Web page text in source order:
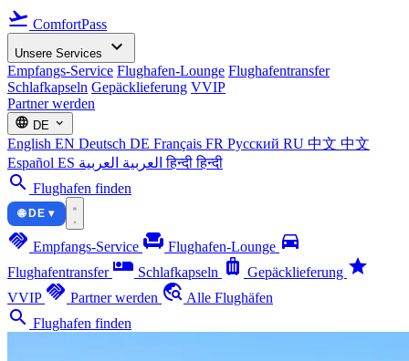
flight_takeoff ComfortPass
Unsere Services expand_more
Empfangs-Service Flughafen-Lounge Flughafentransfer
Schlafkapseln Gepäcklieferung VVIP
Partner werden
language DE expand_more
English EN Deutsch DE Français FR Русский RU 中文 中文
Español ES العربية العربية हिन्दीहिन्दी
search Flughafen finden
🌐 DE ▾
handshake Empfangs-Service chair Flughafen-Lounge directions_car
Flughafentransfer airline_seat_individual_suite Schlafkapseln luggage Gepäcklieferung star
VVIP handshake Partner werden travel_explore Alle Flughäfen
search Flughafen finden